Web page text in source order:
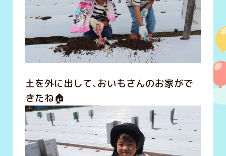
土を外に出して、おいもさんのお家がで
きたね🏠